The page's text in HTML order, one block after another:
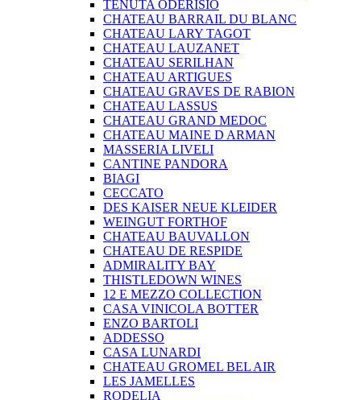
TENUTA ODERISIO
CHATEAU BARRAIL DU BLANC
CHATEAU LARY TAGOT
CHATEAU LAUZANET
CHATEAU SERILHAN
CHATEAU ARTIGUES
CHATEAU GRAVES DE RABION
CHATEAU LASSUS
CHATEAU GRAND MEDOC
CHATEAU MAINE D ARMAN
MASSERIA LIVELI
CANTINE PANDORA
BIAGI
CECCATO
DES KAISER NEUE KLEIDER
WEINGUT FORTHOF
CHATEAU BAUVALLON
CHATEAU DE RESPIDE
ADMIRALITY BAY
THISTLEDOWN WINES
12 E MEZZO COLLECTION
CASA VINICOLA BOTTER
ENZO BARTOLI
ADDESSO
CASA LUNARDI
CHATEAU GROMEL BEL AIR
LES JAMELLES
RODELIA